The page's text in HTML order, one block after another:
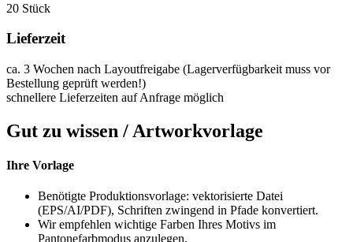
20 Stück
Lieferzeit
ca. 3 Wochen nach Layoutfreigabe (Lagerverfügbarkeit muss vor
Bestellung geprüft werden!)
schnellere Lieferzeiten auf Anfrage möglich
Gut zu wissen / Artworkvorlage
Ihre Vorlage
Benötigte Produktionsvorlage: vektorisierte Datei
(EPS/AI/PDF), Schriften zwingend in Pfade konvertiert.
Wir empfehlen wichtige Farben Ihres Motivs im
Pantonefarbmodus anzulegen.